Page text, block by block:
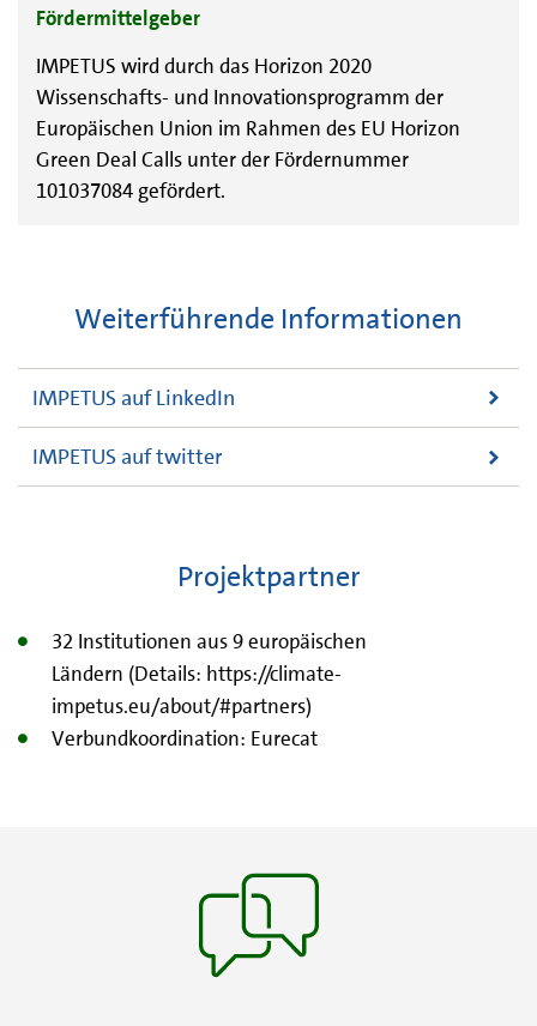
Fördermittelgeber
IMPETUS wird durch das Horizon 2020
Wissenschafts- und Innovationsprogramm der
Europäischen Union im Rahmen des EU Horizon
Green Deal Calls unter der Fördernummer
101037084 gefördert.
Weiterführende Informationen
IMPETUS auf LinkedIn
IMPETUS auf twitter
Projektpartner
32 Institutionen aus 9 europäischen
Ländern (Details: https://climate-
impetus.eu/about/#partners)
Verbundkoordination: Eurecat